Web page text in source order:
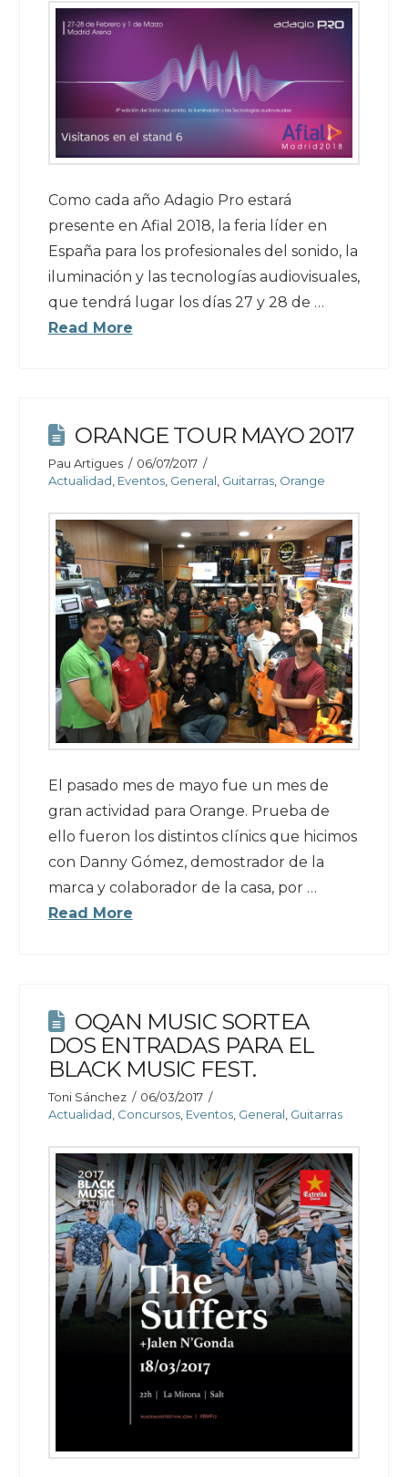
Como cada año Adagio Pro estará
presente en Afial 2018, la feria líder en
España para los profesionales del sonido, la
iluminación y las tecnologías audiovisuales,
que tendrá lugar los días 27 y 28 de …
Read More
ORANGE TOUR MAYO 2017
Pau Artigues
06/07/2017
Actualidad Eventos, General Guitarras, Orange
El pasado mes de mayo fue un mes de
gran actividad para Orange. Prueba de
ello fueron los distintos clínics que hicimos
con Danny Gómez, demostrador de la
marca y colaborador de la casa, por …
Read More
OQAN MUSIC SORTEA
DOS ENTRADAS PARA EL
BLACK MUSIC FEST.
Toni Sánchez
06/03/2017
Actualidad Concursos, Eventos, General Guitarras